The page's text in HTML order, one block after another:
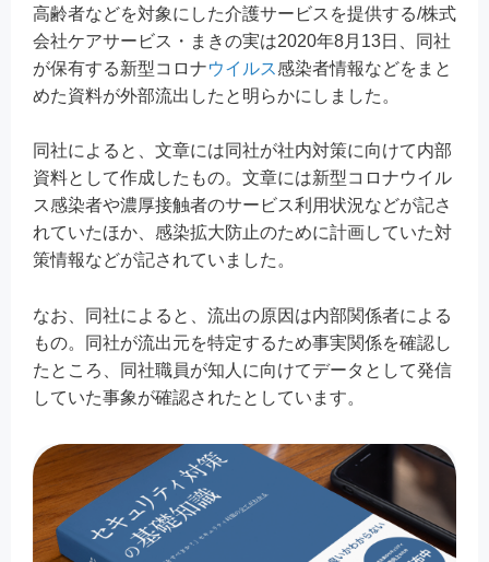
高齢者などを対象にした介護サービスを提供する/株式
会社ケアサービス・まきの実は2020年8月13日、同社
が保有する新型コロナウイルス感染者情報などをまと
めた資料が外部流出したと明らかにしました。
同社によると、文章には同社が社内対策に向けて内部
資料として作成したもの。文章には新型コロナウイル
ス感染者や濃厚接触者のサービス利用状況などが記さ
れていたほか、感染拡大防止のために計画していた対
策情報などが記されていました。
なお、同社によると、流出の原因は内部関係者による
もの。同社が流出元を特定するため事実関係を確認し
たところ、同社職員が知人に向けてデータとして発信
していた事象が確認されたとしています。